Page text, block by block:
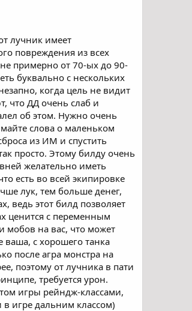
лучник имеет
повреждения из всех
примерно от 70-ых до 90-
буквально с нескольких
когда цель не видит
что ДД очень слаб и
об этом. Нужно очень
слова о маленьком
из ИМ и спустить
просто. Этому билду очень
желательно иметь
есть во всей экипировке
лук, тем больше денег,
ведь этот билд позволяет
ценится с переменным
мобов на вас, что может
ваша, с хорошего танка
после агра монстра на
поэтому от лучника в пати
требуется урон.
игры рейндж-классами,
игре дальним классом)